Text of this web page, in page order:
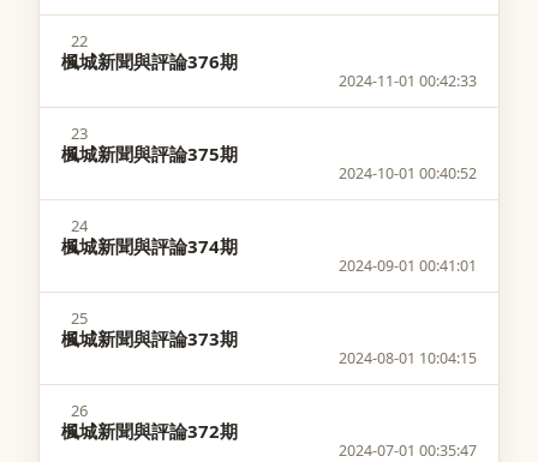
22
楓城新聞與評論376期
2024-11-01 00:42:33
23
楓城新聞與評論375期
2024-10-01 00:40:52
24
楓城新聞與評論374期
2024-09-01 00:41:01
25
楓城新聞與評論373期
2024-08-01 10:04:15
26
楓城新聞與評論372期
2024-07-01 00:35:47